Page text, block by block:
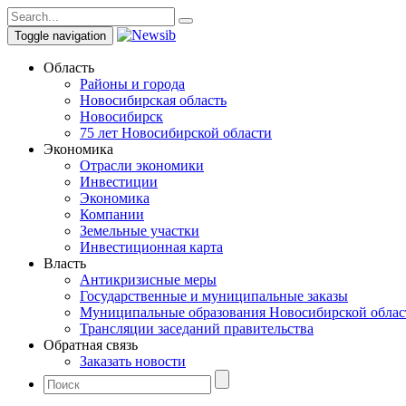
Toggle navigation
Область
Районы и города
Новосибирская область
Новосибирск
75 лет Новосибирской области
Экономика
Отрасли экономики
Инвестиции
Экономика
Компании
Земельные участки
Инвестиционная карта
Власть
Антикризисные меры
Государственные и муниципальные заказы
Муниципальные образования Новосибирской
Трансляции заседаний правительства
Обратная связь
Заказать новости